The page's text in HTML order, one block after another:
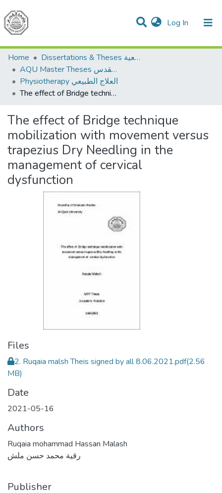
Log In (current)
Communities & Collections
All of DSpace
Home
Dissertations & Theses الرسائل الجامعية
AQU Master Theses الرسائل الجامعية الخاصة بجامعة القدس
Physiotherapy العلاج الطبيعي
The effect of Bridge technique mobilization with movement versus trapezius Dry Needling in the management of cervical dysfunction
The effect of Bridge technique
mobilization with movement versus
trapezius Dry Needling in the
management of cervical
dysfunction
Files
2. Ruqaia malsh Theis signed by all 8.06.2021.pdf(2.56
MB)
Date
2021-05-16
Authors
Ruqaia mohammad Hassan Malash
رقية محمد حسن ملش
Publisher